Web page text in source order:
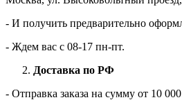
- И получить предварительно
- Ждем вас c 08-17 пн-пт.
Доставка по РФ
- Отправка заказа на сумму от 10